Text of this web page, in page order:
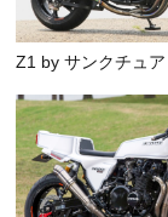
Z1 by サンクチュ